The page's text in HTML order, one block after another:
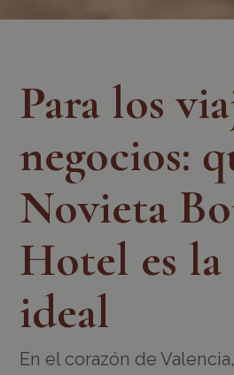
Para los
negocios:
Novieta
Hotel es
ideal
En el corazón de